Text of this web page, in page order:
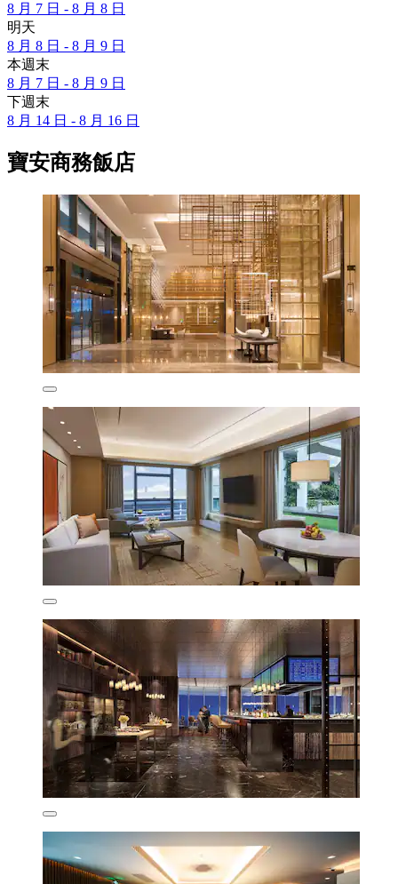
8 月 7 日 - 8 月 8 日
明天
8 月 8 日 - 8 月 9 日
本週末
8 月 7 日 - 8 月 9 日
下週末
8 月 14 日 - 8 月 16 日
寶安商務飯店